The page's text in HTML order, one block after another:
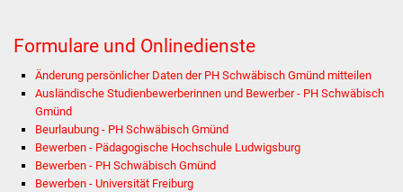
Sanierung Hallenbad
Formulare und Onlinedienste
Änderung persönlicher Daten der PH Schwäbisch Gmünd mitteilen
Ausländische Studienbewerberinnen und Bewerber - PH Schwäbisch
Gmünd
Beurlaubung - PH Schwäbisch Gmünd
Bewerben - Pädagogische Hochschule Ludwigsburg
Bewerben - PH Schwäbisch Gmünd
Bewerben - Universität Freiburg